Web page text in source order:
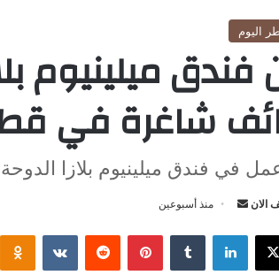
اليوم
شاغرة في
في فندق ميلينيوم بلازا
الان
س
ل
منذ أسبوعين
لينكدإن بينتيريست